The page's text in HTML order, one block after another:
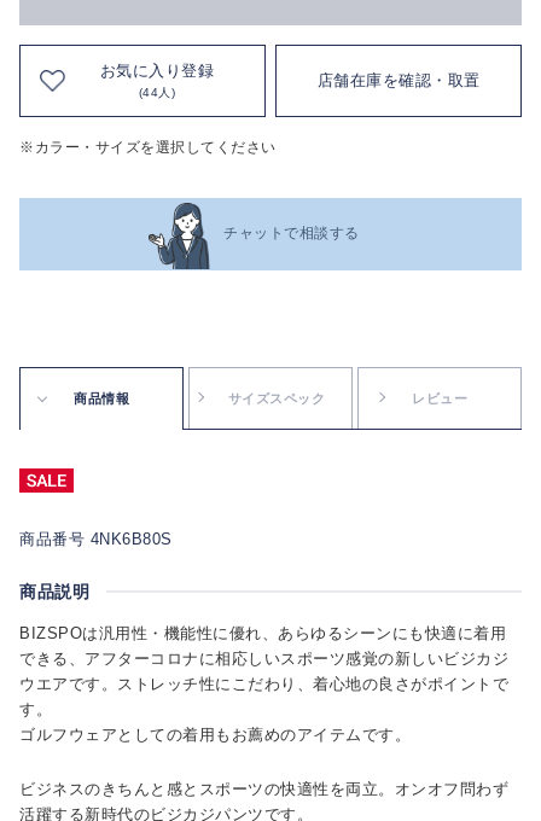
お気に入り登録
(44人)
店舗在庫を確認・取置
※カラー・サイズを選択してください
チャットで相談する
商品情報 サイズスペック レビュー
商品番号 4NK6B80S
商品説明
BIZSPOは汎用性・機能性に優れ、あらゆるシーンにも快適に着用
できる、アフターコロナに相応しいスポーツ感覚の新しいビジカジ
ウエアです。ストレッチ性にこだわり、着心地の良さがポイントで
す。
ゴルフウェアとしての着用もお薦めのアイテムです。
ビジネスのきちんと感とスポーツの快適性を両立。オンオフ問わず
活躍する新時代のビジカジパンツです。